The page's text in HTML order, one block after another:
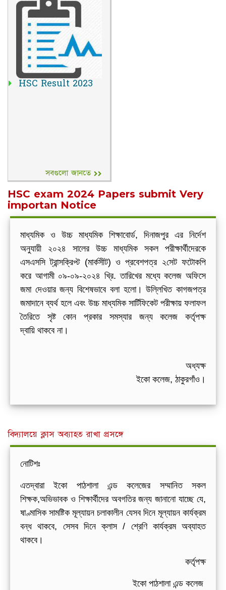
HSC Result 2023
সবগুলো জানতে
HSC exam 2024 Papers submit Very
importan Notice
মাধ্যমিক ও উচ্চ মাধ্যমিক শিক্ষাবোর্ড, দিনাজপুর এর নির্দেশ
অনুযায়ী ২০২৪ সালের উচ্চ মাধ্যমিক সকল পরীক্ষার্থীদেরকে
এসএসসি ট্রান্সক্রিপ্ট (মার্কসীট) ও প্রবেশপত্র ২সেট ফটোকপি
করে আগামী ০৯-০৯-২০২৪ খ্রি. তারিখের মধ্যে কলেজ অফিসে
জমা দেওয়ার জন্য বিশেষভাবে বলা হলো। উল্লিখিত কাগজপত্র
জমাদানে ব্যর্থ হলে এবং উচ্চ মাধ্যমিক সার্টিফিকেট পরীক্ষায় ফলাফল
তৈরিতে সৃষ্ট কোন প্রকার সমস্যার জন্য কলেজ কর্তৃপক্ষ
দ্বায়ি থাকবে না।
অধ্যক্ষ
ইকো কলেজ, ঠাকুরগাঁও।
বিদ্যালয়ে ক্লাস অব্যাহত রাখা প্রসঙ্গে
নোটিশঃ
এতদ্বারা ইকো পাঠশালা এন্ড কলেজের সম্মানিত সকল
শিক্ষক,অভিভাবক ও শিক্ষার্থীদের অবগতির জন্য জানানো যাচ্ছে যে,
ষাণ্মাসিক সামষ্টিক মূল্যায়ন চলাকালীন যেসব দিনে মূল্যায়ন কার্যক্রম
বন্ধ থাকবে, সেসব দিনে ক্লাস / শ্রেণি কার্যক্রম অব্যাহত
থাকবে।
কর্তৃপক্ষ
ইকো পাঠশালা এন্ড কলেজ